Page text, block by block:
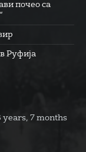
почео са
Руфија
years, 7 months